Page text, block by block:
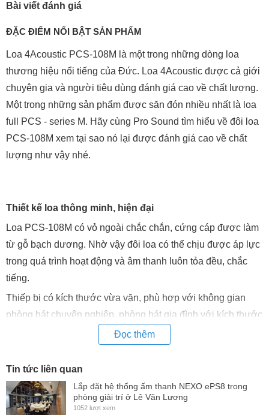
Bài viết đánh giá
ĐẶC ĐIỂM NỔI BẬT SẢN PHẨM
Loa 4Acoustic PCS-108M là một trong những dòng loa
thương hiệu nổi tiếng của Đức. Loa 4Acoustic được cả giới
chuyên gia và người tiêu dùng đánh giá cao về chất lượng.
Một trong những sản phẩm được săn đón nhiều nhất là loa
full PCS - series M. Hãy cùng Pro Sound tìm hiểu về đôi loa
PCS-108M xem tại sao nó lại được đánh giá cao về chất
lượng như vậy nhé.
Thiết kế loa thông minh, hiện đại
Loa PCS-108M có vỏ ngoài chắc chắn, cứng cáp được làm
từ gỗ bạch dương. Nhờ vậy đôi loa có thể chịu được áp lực
trong quá trình hoạt động và âm thanh luôn tỏa đều, chắc
tiếng.
Thiếp bị có kích thước vừa vặn, phù hợp với không gian
phòng hát chuyên nghiệp, phòng hát gia đình với kích thước
Loa karaoke có trọng lượng vừa phải 13kg nên việc di
chuyển không quá khó khăn.
Đọc thêm
Tin tức liên quan
Lắp đặt hệ thống ấm thanh NEXO ePS8 trong
phòng giải trí ở Lê Văn Lương
1052 lượt xem